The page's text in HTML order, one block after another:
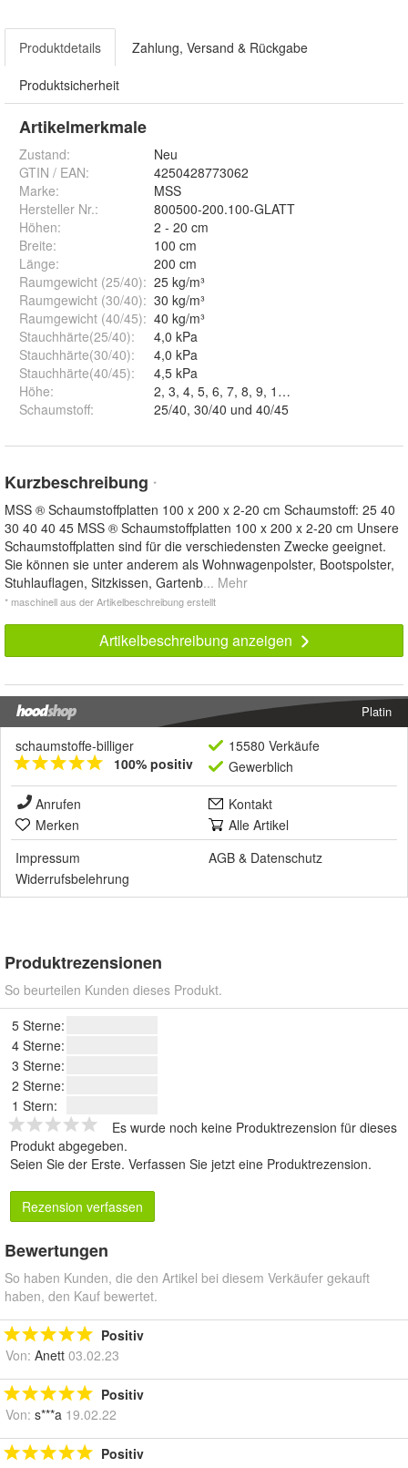
Produktdetails Zahlung, Versand & Rückgabe
Produktsicherheit
Artikelmerkmale
Zustand:
Neu
GTIN / EAN:
4250428773062
Marke:
MSS
Hersteller Nr.:
800500-200.100-GLATT
Höhen:
2 - 20 cm
Breite:
100 cm
Länge:
200 cm
Raumgewicht (25/40): 25 kg/m³
Raumgewicht (30/40): 30 kg/m³
Raumgewicht (40/45): 40 kg/m³
Stauchhärte(25/40):
4,0 kPa
Stauchhärte(30/40):
4,0 kPa
Stauchhärte(40/45):
4,5 kPa
Höhe:
Schaumstoff: 25/40, 30/40 und 40/45
Kurzbeschreibung *
MSS ® Schaumstoffplatten 100 x 200 x 2-20 cm Schaumstoff: 25 40
30 40 40 45 MSS ® Schaumstoffplatten 100 x 200 x 2-20 cm Unsere
Schaumstoffplatten sind für die verschiedensten Zwecke geeignet.
Sie können sie unter anderem als Wohnwagenpolster, Bootspolster,
Stuhlauflagen, Sitzkissen, Gartenb... Mehr
* maschinell aus der Artikelbeschreibung erstellt
Artikelbeschreibung anzeigen
Platin
schaumstoffe-billiger
100% positiv
15580 Verkäufe
Gewerblich
Anrufen
Kontakt
Merken
Alle Artikel
Impressum
AGB & Datenschutz
Widerrufsbelehrung
Produktrezensionen
So beurteilen Kunden dieses Produkt.
5 Sterne:
4 Sterne:
3 Sterne:
2 Sterne:
1 Stern:
Es wurde noch keine Produktrezension für dieses
Produkt abgegeben.
Seien Sie der Erste. Verfassen Sie jetzt eine Produktrezension.
Rezension verfassen
Bewertungen
So haben Kunden, die den Artikel bei diesem Verkäufer gekauft
haben, den Kauf bewertet.
Positiv
Von: Anett 03.02.23
Positiv
Von: s***a 19.02.22
Positiv